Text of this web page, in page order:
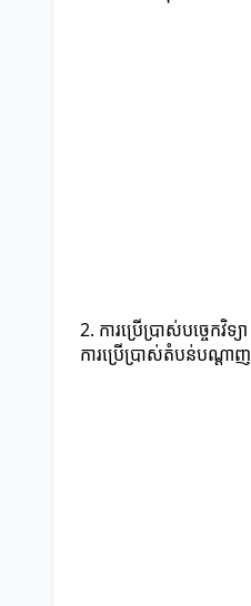
2. ការប្រើប្រាស់បច្ចេកវិទ្យា
ការប្រើប្រាស់តំបន់បណ្ដា